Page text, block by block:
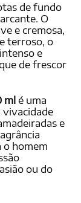
de fundo
O
e cremosa,
terroso, o
e
de frescor
ml é uma
vivacidade
e
o homem
ou do